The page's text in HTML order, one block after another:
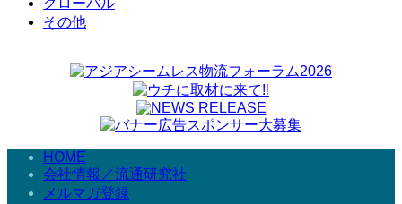
その他
HOME
会社情報／流通研究社
メルマガ登録